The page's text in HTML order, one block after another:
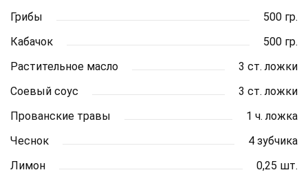
Грибы
500 гр.
Кабачок
500 гр.
Растительное масло
3 ст. ложки
Соевый соус
3 ст. ложки
Прованские травы
1 ч. ложка
Чеснок
4 зубчика
Лимон
0,25 шт.